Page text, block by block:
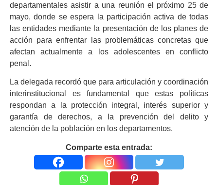
departamentales asistir a una reunión el próximo 25 de
mayo, donde se espera la participación activa de todas
las entidades mediante la presentación de los planes de
acción para enfrentar las problemáticas concretas que
afectan actualmente a los adolescentes en conflicto
penal.
La delegada recordó que para articulación y coordinación
interinstitucional es fundamental que estas políticas
respondan a la protección integral, interés superior y
garantía de derechos, a la prevención del delito y
atención de la población en los departamentos.
Comparte esta entrada: